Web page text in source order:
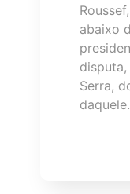
abaixo
Serra,